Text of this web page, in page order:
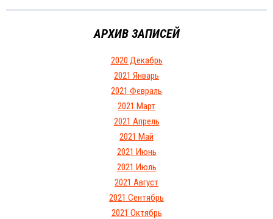
АРХИВ ЗАПИСЕЙ
2020 Декабрь
2021 Январь
2021 Февраль
2021 Март
2021 Апрель
2021 Май
2021 Июнь
2021 Июль
2021 Август
2021 Сентябрь
2021 Октябрь